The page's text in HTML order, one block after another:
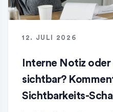
12. JULI 2026
Interne Notiz
sichtbar?
Sichtbarkeits-